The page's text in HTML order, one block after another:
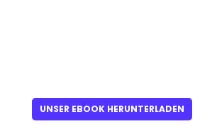
UNSER EBOOK HERUNTERLADEN